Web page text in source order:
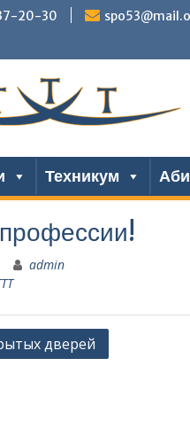
20-30
Техникум
admin
дверей